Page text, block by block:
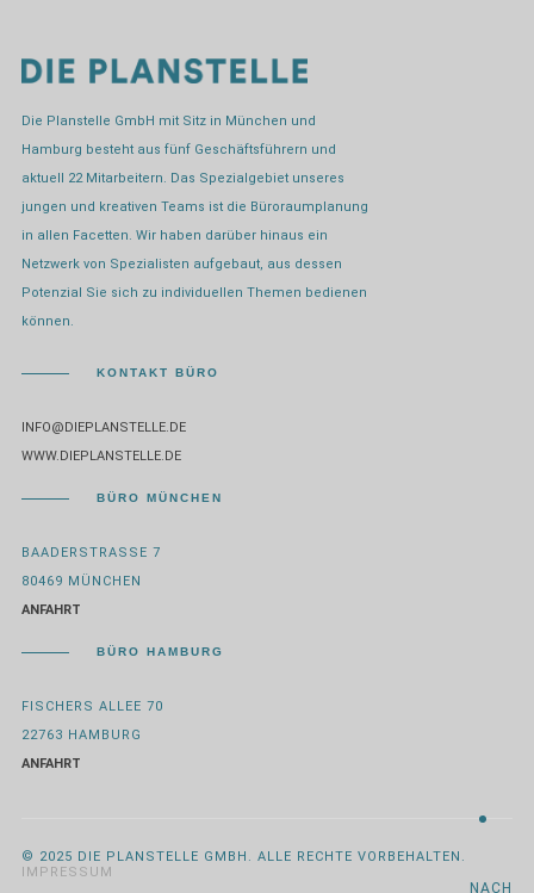
Die Planstelle GmbH mit Sitz in München und
Hamburg besteht aus fünf Geschäftsführern und
aktuell 22 Mitarbeitern. Das Spezialgebiet unseres
jungen und kreativen Teams ist die Büroraumplanung
in allen Facetten. Wir haben darüber hinaus ein
Netzwerk von Spezialisten aufgebaut, aus dessen
Potenzial Sie sich zu individuellen Themen bedienen
können.
KONTAKT BÜRO
INFO@DIEPLANSTELLE.DE
WWW.DIEPLANSTELLE.DE
BÜRO MÜNCHEN
BAADERSTRASSE 7
80469 MÜNCHEN
ANFAHRT
BÜRO HAMBURG
FISCHERS ALLEE 70
22763 HAMBURG
ANFAHRT
© 2025 DIE PLANSTELLE GMBH. ALLE RECHTE VORBEHALTEN.
IMPRESSUM
NACH